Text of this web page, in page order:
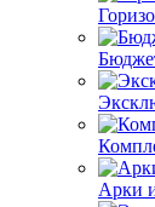
Арки